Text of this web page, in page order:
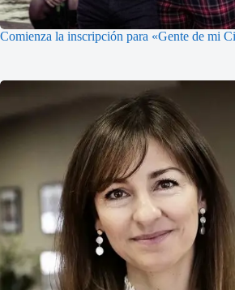
Comienza la inscripción para «Gente de mi